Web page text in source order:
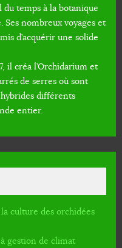
du temps à la botanique
nombreux voyages et
d’acquérir une solide
il créa l’Orchidarium et
de serres où sont
différents
entier.
culture des orchidées
gestion de climat